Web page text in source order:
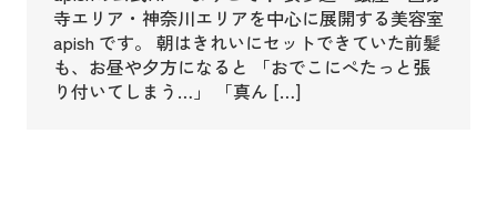
寺エリア・神奈川エリアを中心に展開する美容室
apish です。 朝はきれいにセットできていた前髪
も、お昼や夕方になると 「おでこにぺたっと張
り付いてしまう…」 「真ん […]